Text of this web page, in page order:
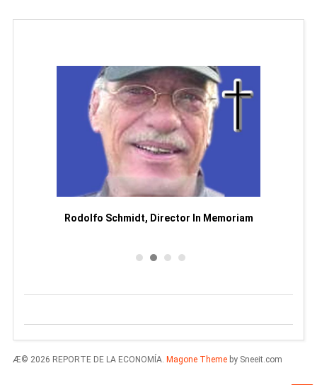
Rodolfo Schmidt, Director In Memoriam
Æ© 2026 REPORTE DE LA ECONOMÍA. Magone Themeby Sneeit.com